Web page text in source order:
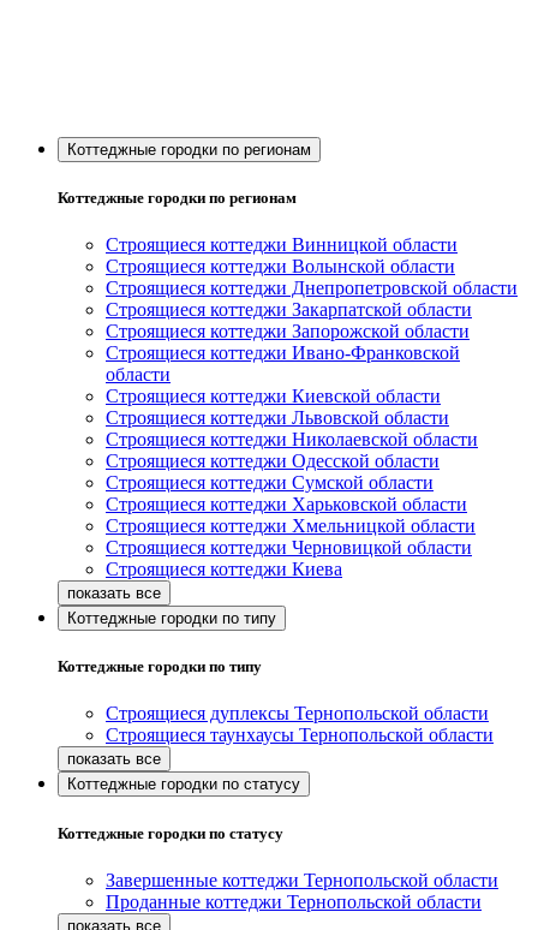
Коттеджные городки по регионам
Коттеджные городки по регионам
Строящиеся коттеджи Винницкой области
Строящиеся коттеджи Волынской области
Строящиеся коттеджи Днепропетровской области
Строящиеся коттеджи Закарпатской области
Строящиеся коттеджи Запорожской области
Строящиеся коттеджи Ивано-Франковской
области
Строящиеся коттеджи Киевской области
Строящиеся коттеджи Львовской области
Строящиеся коттеджи Николаевской области
Строящиеся коттеджи Одесской области
Строящиеся коттеджи Сумской области
Строящиеся коттеджи Харьковской области
Строящиеся коттеджи Хмельницкой области
Строящиеся коттеджи Черновицкой области
Строящиеся коттеджи Киева
Коттеджные городки по типу
Коттеджные городки по типу
Строящиеся дуплексы Тернопольской области
Строящиеся таунхаусы Тернопольской области
Коттеджные городки по статусу
Коттеджные городки по статусу
Завершенные коттеджи Тернопольской области
Проданные коттеджи Тернопольской области